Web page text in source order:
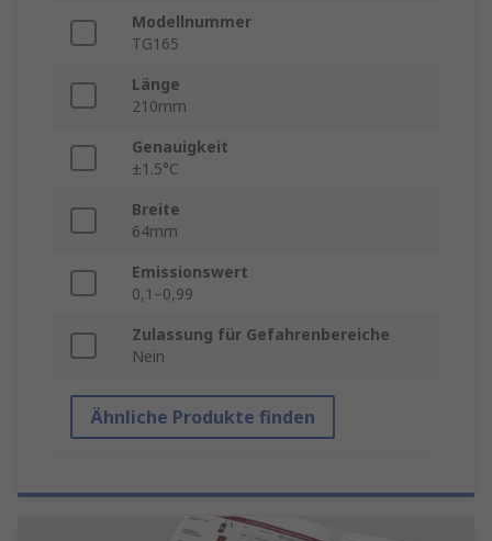
Modellnummer
TG165
Länge
210mm
Genauigkeit
±1.5°C
Breite
64mm
Emissionswert
0,1–0,99
Zulassung für Gefahrenbereiche
Nein
Ähnliche Produkte finden